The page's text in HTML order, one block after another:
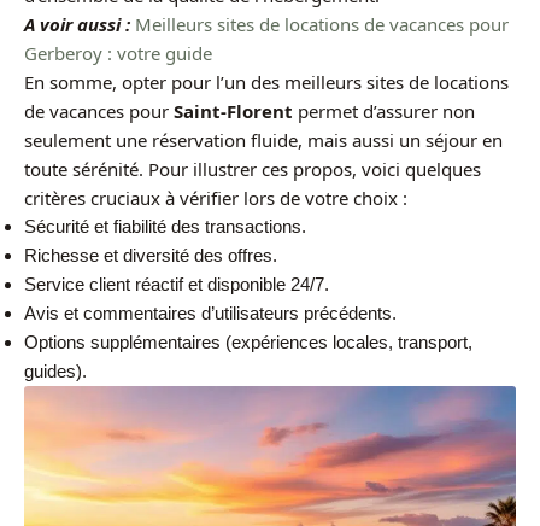
A voir aussi : Meilleurs sites de locations de vacances pour
Gerberoy : votre guide
En somme, opter pour l’un des meilleurs sites de locations
de vacances pour Saint-Florent permet d’assurer non
seulement une réservation fluide, mais aussi un séjour en
toute sérénité. Pour illustrer ces propos, voici quelques
critères cruciaux à vérifier lors de votre choix :
Sécurité et fiabilité des transactions.
Richesse et diversité des offres.
Service client réactif et disponible 24/7.
Avis et commentaires d’utilisateurs précédents.
Options supplémentaires (expériences locales, transport,
guides).